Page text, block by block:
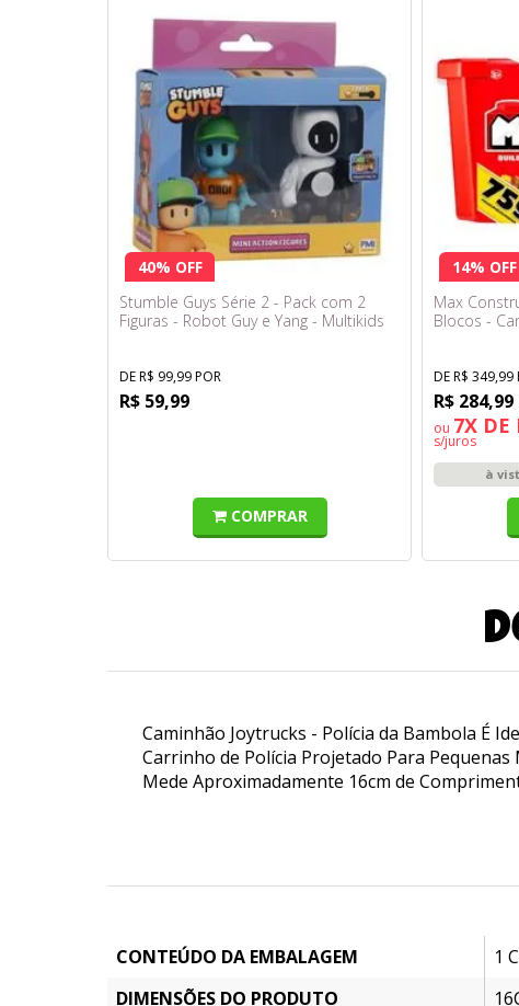
40% OFF
Stumble Guys Série 2 - Pack com 2
Figuras - Robot Guy e Yang - Multikids
DE R$ 99,99 POR
R$ 59,99
COMPRAR
14% OFF
Max
Blocos -
DE R$ 349,99
R$ 284,99
ou 7X DE
s/juros
à
Caminhão Joytrucks - Polícia da Bambola É
Carrinho de Polícia Projetado Para
Mede Aproximadamente 16cm de
CONTEÚDO DA EMBALAGEM
1
DIMENSÕES DO PRODUTO